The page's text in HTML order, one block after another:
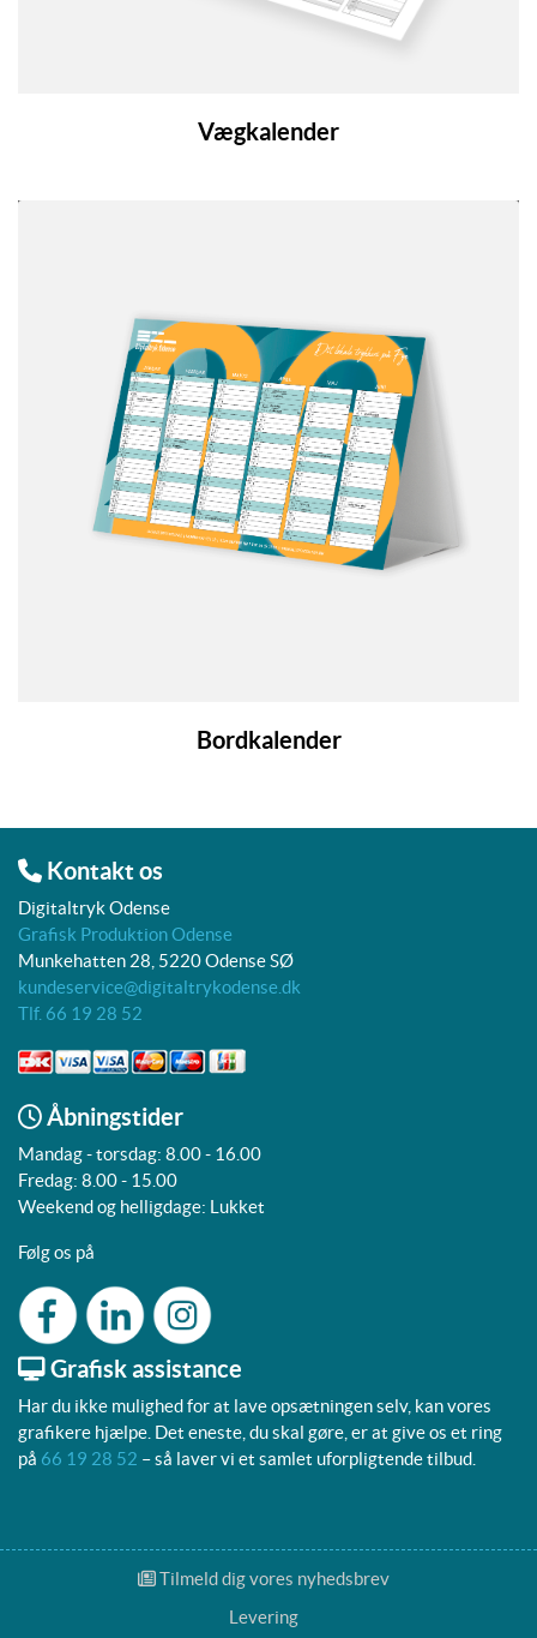
Vægkalender
Bordkalender
Kontakt os
Digitaltryk Odense
Grafisk Produktion Odense
Munkehatten 28, 5220 Odense SØ
kundeservice@digitaltrykodense.dk
Tlf. 66 19 28 52
Åbningstider
Mandag - torsdag: 8.00 - 16.00
Fredag: 8.00 - 15.00
Weekend og helligdage: Lukket
Følg os på
Grafisk assistance
Har du ikke mulighed for at lave opsætningen selv, kan vores
grafikere hjælpe. Det eneste, du skal gøre, er at give os et ring
på 66 19 28 52 – så laver vi et samlet uforpligtende tilbud.
Tilmeld dig vores nyhedsbrev
Tilmeld dig vores nyhedsbrev
Levering